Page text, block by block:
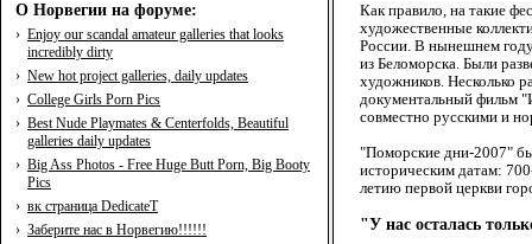
О Норвегии на форуме:
› Enjoy our scandal amateur galleries that looks
incredibly dirty
› New hot project galleries, daily updates
› College Girls Porn Pics
› Best Nude Playmates & Centerfolds, Beautiful
galleries daily updates
› Big Ass Photos - Free Huge Butt Porn, Big Booty
Pics
› вк страница DedicateT
› Заберите нас в Норвегию!!!!!!
Как правило, на такие
художественные
России. В нынешнем
из Беломорска. Были
художников. Несколько
документальный фильм
совместно русскими и
"Поморские дни-2007"
историческим датам:
летию первой церкви
"У нас осталась